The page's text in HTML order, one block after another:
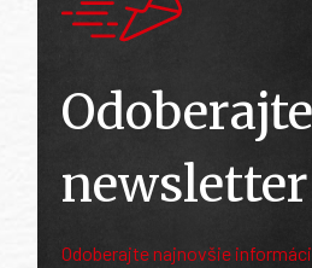
Odoberajte
newsletter
Odoberajte najnovšie